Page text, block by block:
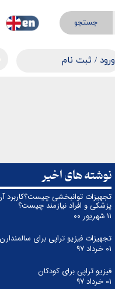
جستجو
ورود / ثبت نام
نوشته های اخیر
تجهیزات توانبخشی چیست؟کاربرد
پزشکی و افراد نیازمند چیست؟
۱۱ شهریور ۰۰
تجهیزات فیزیو تراپی برای سالمندارن
۰۱ خرداد ۹۷
فیزیو تراپی برای کودکان
۰۱ خرداد ۹۷